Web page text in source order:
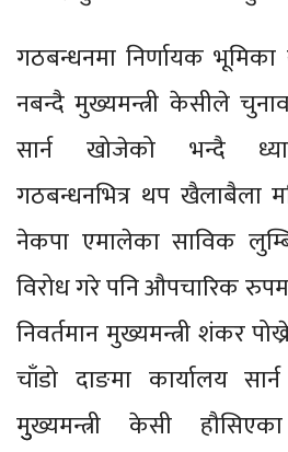
गठबन्धनमा निर्णायक
नबन्दै मुख्यमन्त्री केसीले चुनाव
सार्न खोजेको भन्दै
गठबन्धनभित्र थप खैलाबैला
नेकपा एमालेका साविक
विरोध गरे पनि औपचारिक
निवर्तमान मुख्यमन्त्री शंकर
चाँडो दाङमा कार्यालय
मुुख्यमन्त्री केसी